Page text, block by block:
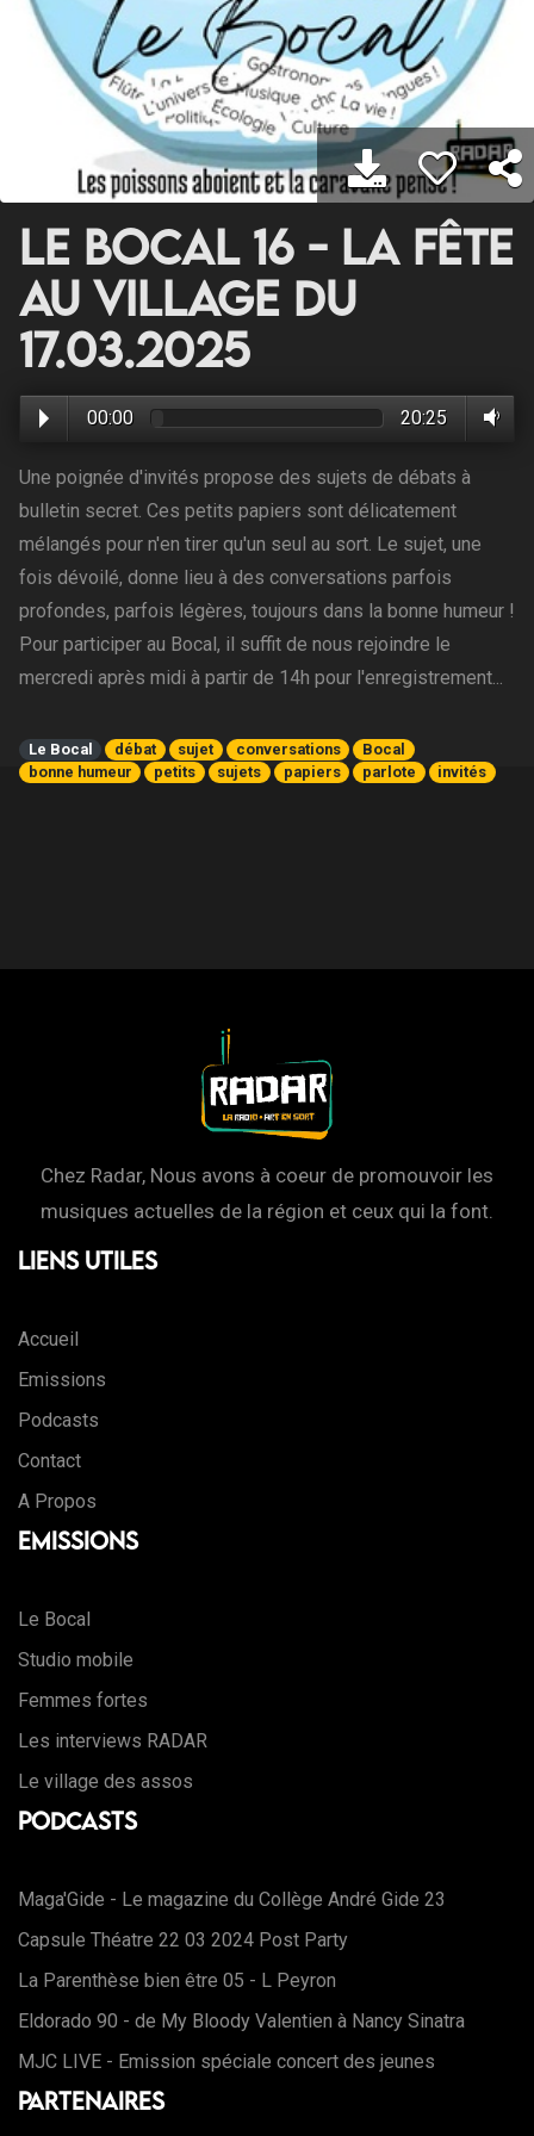
Le Bocal 16 - La fête
au village du
17.03.2025
00:00 20:25
Une poignée d'invités propose des sujets de débats à
bulletin secret. Ces petits papiers sont délicatement
mélangés pour n'en tirer qu'un seul au sort. Le sujet, une
fois dévoilé, donne lieu à des conversations parfois
profondes, parfois légères, toujours dans la bonne humeur !
Pour participer au Bocal, il suffit de nous rejoindre le
mercredi après midi à partir de 14h pour l'enregistrement...
Le Bocal débat sujet conversations
Bocal
bonne humeur
petits sujets papiers parlote invités
Chez Radar, Nous avons à coeur de promouvoir les
musiques actuelles de la région et ceux qui la font.
Liens Utiles
Accueil
Emissions
Podcasts
Contact
A Propos
Emissions
Le Bocal
Studio mobile
Femmes fortes
Les interviews RADAR
Le village des assos
Podcasts
Maga'Gide - Le magazine du Collège André Gide 23
Capsule Théatre 22 03 2024 Post Party
La Parenthèse bien être 05 - L Peyron
Eldorado 90 - de My Bloody Valentien à Nancy Sinatra
MJC LIVE - Emission spéciale concert des jeunes
Partenaires